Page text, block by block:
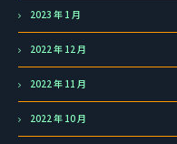
2023 年 1 月
2022 年 12 月
2022 年 11 月
2022 年 10 月